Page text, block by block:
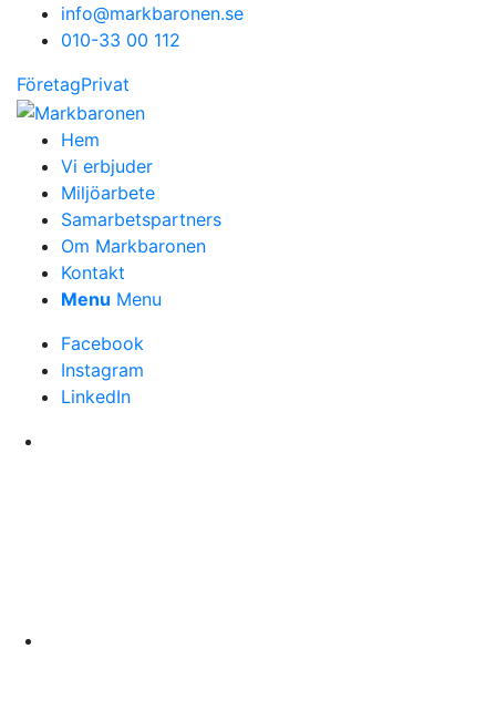
info@markbaronen.se
010-33 00 112
FöretagPrivat
Hem
Vi erbjuder
Miljöarbete
Samarbetspartners
Om Markbaronen
Kontakt
Menu Menu
Facebook
Instagram
LinkedIn